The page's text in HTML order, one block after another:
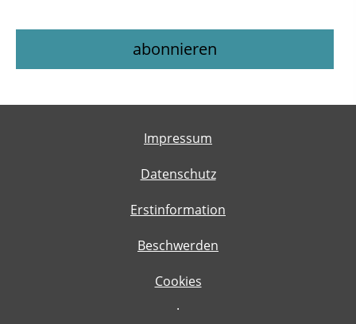
Impressum
Datenschutz
Erstinformation
Beschwerden
Cookies
·